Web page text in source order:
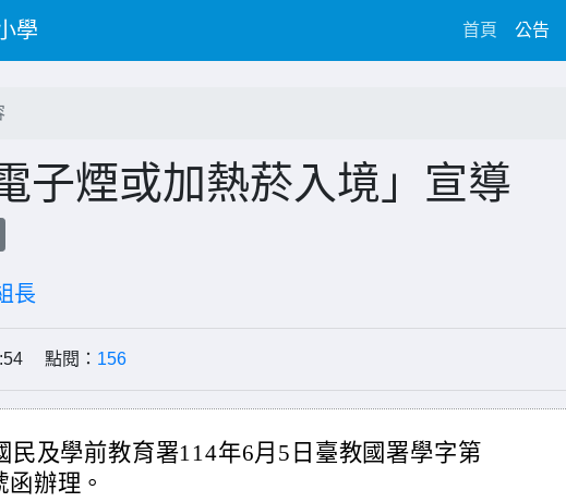
學 首頁 (current)
公告
子煙或加熱菸入境」宣導
長
點閱： 156
民及學前教育署114年6月5日臺教國署學字第
函辦理。